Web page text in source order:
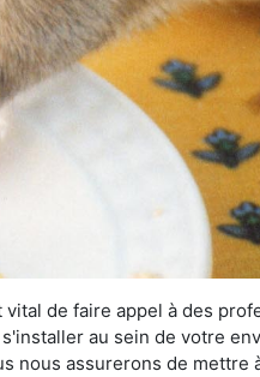
de faire appel à des
au sein de votre
nous assurerons de